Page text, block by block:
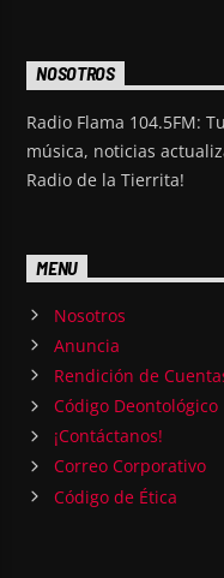
NOSOTROS
Radio Flama 104.5FM:
música, noticias
Radio de la Tierrita!
MENU
Nosotros
Anuncia
Rendición de
Código Deontológico
¡Contáctanos!
Correo Corporativo
Código de Ética